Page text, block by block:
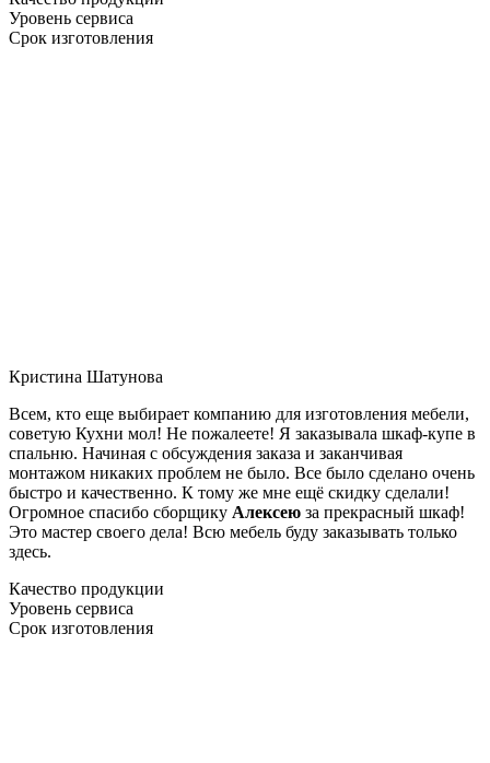
Уровень сервиса
Срок изготовления
Кристина Шатунова
Всем, кто еще выбирает компанию для изготовления мебели,
советую Кухни мол! Не пожалеете! Я заказывала шкаф-купе в
спальню. Начиная с обсуждения заказа и заканчивая
монтажом никаких проблем не было. Все было сделано очень
быстро и качественно. К тому же мне ещё скидку сделали!
Огромное спасибо сборщику Алексею за прекрасный шкаф!
Это мастер своего дела! Всю мебель буду заказывать только
здесь.
Качество продукции
Уровень сервиса
Срок изготовления